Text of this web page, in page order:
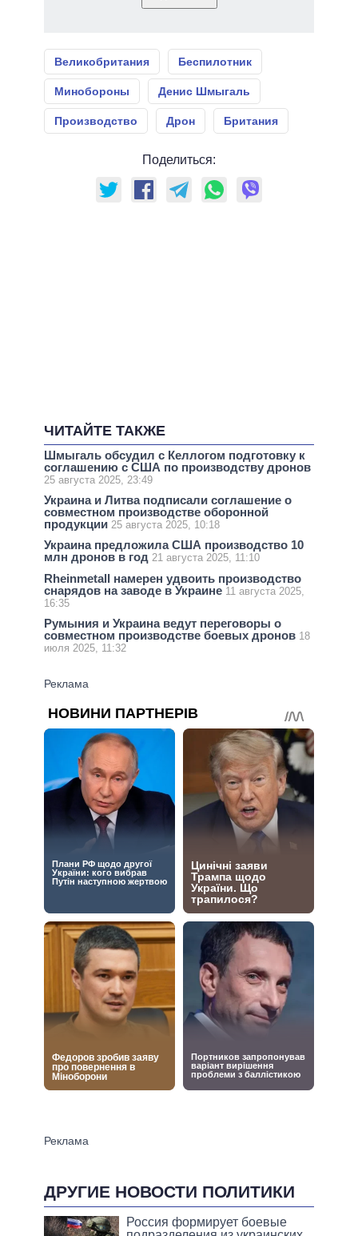
Великобритания Беспилотник
Минобороны Денис Шмыгаль
Производство Дрон Британия
Поделиться:
ЧИТАЙТЕ ТАКЖЕ
Шмыгаль обсудил с Келлогом подготовку к
соглашению с США по производству дронов
25 августа 2025, 23:49
Украина и Литва подписали соглашение о
совместном производстве оборонной
продукции 25 августа 2025, 10:18
Украина предложила США производство 10
млн дронов в год 21 августа 2025, 11:10
Rheinmetall намерен удвоить производство
снарядов на заводе в Украине 11 августа 2025,
16:35
Румыния и Украина ведут переговоры о
совместном производстве боевых дронов 18
июля 2025, 11:32
ДРУГИЕ НОВОСТИ ПОЛИТИКИ
Россия формирует боевые